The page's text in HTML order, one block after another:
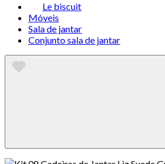
Le biscuit
Móveis
Sala de jantar
Conjunto sala de jantar